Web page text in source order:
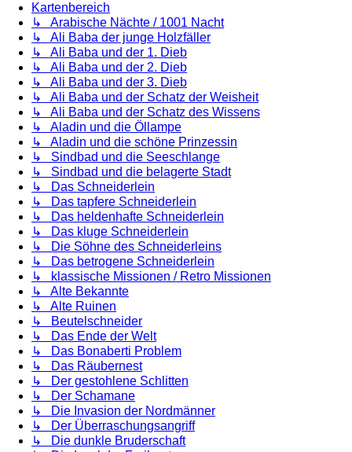
Kartenbereich
↳ Arabische Nächte / 1001 Nacht
↳ Ali Baba der junge Holzfäller
↳ Ali Baba und der 1. Dieb
↳ Ali Baba und der 2. Dieb
↳ Ali Baba und der 3. Dieb
↳ Ali Baba und der Schatz der Weisheit
↳ Ali Baba und der Schatz des Wissens
↳ Aladin und die Öllampe
↳ Aladin und die schöne Prinzessin
↳ Sindbad und die Seeschlange
↳ Sindbad und die belagerte Stadt
↳ Das Schneiderlein
↳ Das tapfere Schneiderlein
↳ Das heldenhafte Schneiderlein
↳ Das kluge Schneiderlein
↳ Die Söhne des Schneiderleins
↳ Das betrogene Schneiderlein
↳ klassische Missionen / Retro Missionen
↳ Alte Bekannte
↳ Alte Ruinen
↳ Beutelschneider
↳ Das Ende der Welt
↳ Das Bonaberti Problem
↳ Das Räubernest
↳ Der gestohlene Schlitten
↳ Der Schamane
↳ Die Invasion der Nordmänner
↳ Der Überraschungsangriff
↳ Die dunkle Bruderschaft